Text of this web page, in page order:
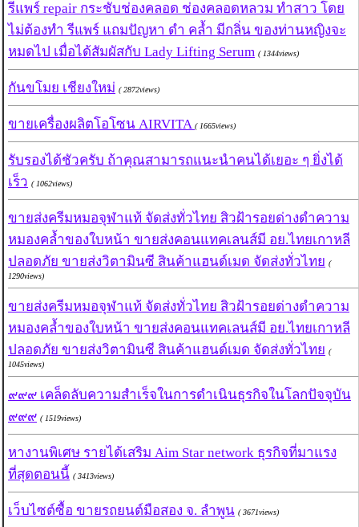
รีแพร์ repair กระชับช่องคลอด ช่องคลอดหลวม ทำสาว โดย
ไม่ต้องทำ รีแพร์ แถมปัญหา ดำ คล้ำ มีกลิ่น ของท่านหญิงจะ
หมดไป เมื่อได้สัมผัสกับ Lady Lifting Serum ( 1344views)
กันขโมย เชียงใหม่ ( 2872views)
ขายเครื่องผลิตโอโซน AIRVITA ( 1665views)
รับรองได้ชัวครับ ถ้าคุณสามารถแนะนำคนได้เยอะ ๆ ยิ่งได้
เร็ว ( 1062views)
ขายส่งครีมหมอจุฬาแท้ จัดส่งทั่วไทย สิวฝ้ารอยด่างดำความ
หมองคล้ำของใบหน้า ขายส่งคอนแทคเลนส์มี อย.ไทยเกาหลี
ปลอดภัย ขายส่งวิตามินซี สินค้าแฮนด์เมด จัดส่งทั่วไทย (
1290views)
ขายส่งครีมหมอจุฬาแท้ จัดส่งทั่วไทย สิวฝ้ารอยด่างดำความ
หมองคล้ำของใบหน้า ขายส่งคอนแทคเลนส์มี อย.ไทยเกาหลี
ปลอดภัย ขายส่งวิตามินซี สินค้าแฮนด์เมด จัดส่งทั่วไทย (
1045views)
๙๙๙ เคล็ดลับความสำเร็จในการดำเนินธุรกิจในโลกปัจจุบัน
๙๙๙ ( 1519views)
หางานพิเศษ รายได้เสริม Aim Star network ธุรกิจที่มาแรง
ที่สุดตอนนี้ ( 3413views)
เว็บไซต์ซื้อ ขายรถยนต์มือสอง จ. ลำพูน ( 3671views)